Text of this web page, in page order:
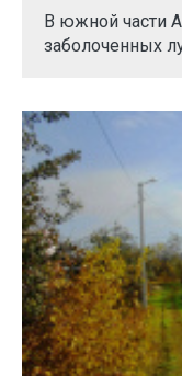
В южной части
заболоченных